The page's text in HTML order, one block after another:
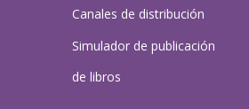
Canales de distribución
Simulador de publicación
de libros